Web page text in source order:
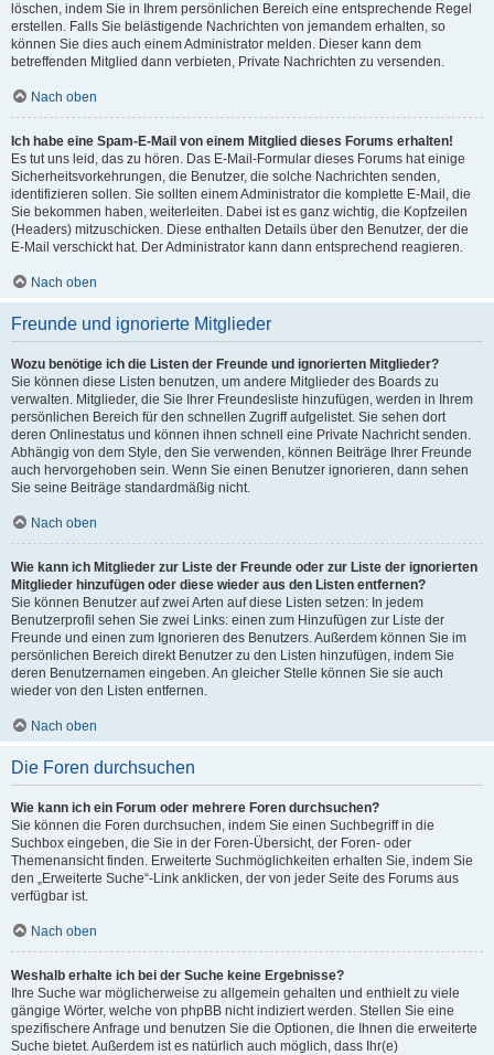
löschen, indem Sie in Ihrem persönlichen Bereich eine entsprechende Regel
erstellen. Falls Sie belästigende Nachrichten von jemandem erhalten, so
können Sie dies auch einem Administrator melden. Dieser kann dem
betreffenden Mitglied dann verbieten, Private Nachrichten zu versenden.
Nach oben
Ich habe eine Spam-E-Mail von einem Mitglied dieses Forums erhalten!
Es tut uns leid, das zu hören. Das E-Mail-Formular dieses Forums hat einige
Sicherheitsvorkehrungen, die Benutzer, die solche Nachrichten senden,
identifizieren sollen. Sie sollten einem Administrator die komplette E-Mail, die
Sie bekommen haben, weiterleiten. Dabei ist es ganz wichtig, die Kopfzeilen
(Headers) mitzuschicken. Diese enthalten Details über den Benutzer, der die
E-Mail verschickt hat. Der Administrator kann dann entsprechend reagieren.
Nach oben
Freunde und ignorierte Mitglieder
Wozu benötige ich die Listen der Freunde und ignorierten Mitglieder?
Sie können diese Listen benutzen, um andere Mitglieder des Boards zu
verwalten. Mitglieder, die Sie Ihrer Freundesliste hinzufügen, werden in Ihrem
persönlichen Bereich für den schnellen Zugriff aufgelistet. Sie sehen dort
deren Onlinestatus und können ihnen schnell eine Private Nachricht senden.
Abhängig von dem Style, den Sie verwenden, können Beiträge Ihrer Freunde
auch hervorgehoben sein. Wenn Sie einen Benutzer ignorieren, dann sehen
Sie seine Beiträge standardmäßig nicht.
Nach oben
Wie kann ich Mitglieder zur Liste der Freunde oder zur Liste der ignorierten
Mitglieder hinzufügen oder diese wieder aus den Listen entfernen?
Sie können Benutzer auf zwei Arten auf diese Listen setzen: In jedem
Benutzerprofil sehen Sie zwei Links: einen zum Hinzufügen zur Liste der
Freunde und einen zum Ignorieren des Benutzers. Außerdem können Sie im
persönlichen Bereich direkt Benutzer zu den Listen hinzufügen, indem Sie
deren Benutzernamen eingeben. An gleicher Stelle können Sie sie auch
wieder von den Listen entfernen.
Nach oben
Die Foren durchsuchen
Wie kann ich ein Forum oder mehrere Foren durchsuchen?
Sie können die Foren durchsuchen, indem Sie einen Suchbegriff in die
Suchbox eingeben, die Sie in der Foren-Übersicht, der Foren- oder
Themenansicht finden. Erweiterte Suchmöglichkeiten erhalten Sie, indem Sie
den „Erweiterte Suche“-Link anklicken, der von jeder Seite des Forums aus
verfügbar ist.
Nach oben
Weshalb erhalte ich bei der Suche keine Ergebnisse?
Ihre Suche war möglicherweise zu allgemein gehalten und enthielt zu viele
gängige Wörter, welche von phpBB nicht indiziert werden. Stellen Sie eine
spezifischere Anfrage und benutzen Sie die Optionen, die Ihnen die erweiterte
Suche bietet. Außerdem ist es natürlich auch möglich, dass Ihr(e)